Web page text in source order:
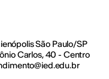
São Paulo/SP
Carlos, 40 - Centro